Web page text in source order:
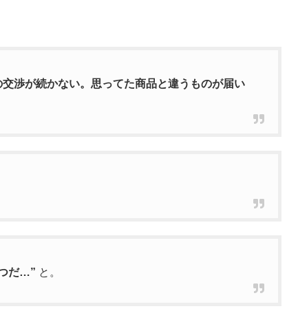
渉が続かない。思ってた商品と違うものが届い
だ…” と。